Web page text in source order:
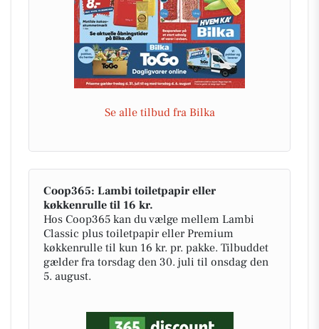
Se alle tilbud fra Bilka
Coop365: Lambi toiletpapir eller
køkkenrulle til 16 kr.
Hos Coop365 kan du vælge mellem Lambi
Classic plus toiletpapir eller Premium
køkkenrulle til kun 16 kr. pr. pakke. Tilbuddet
gælder fra torsdag den 30. juli til onsdag den
5. august.